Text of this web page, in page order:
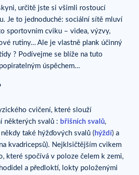
určitě jste si všimli rostoucí
Je to jednoduché: sociální sítě mluví
sportovním cviku – videa, výzvy,
rutiny… Ale je vlastně plank účinný
? Podívejme se blíže na tuto
úspěchem…
cvičení, které slouží
některých svalů : břišních svalů,
někdy také hýžďových svalů (hýždí) a
kvadricepsů). Nejklsičtějším cvikem
které spočívá v poloze čelem k zemi,
a předloktí, lokty položenými